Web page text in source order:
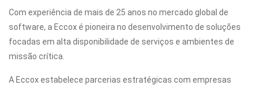
Com experiência de mais de 25 anos no mercado global de
software, a Eccox é pioneira no desenvolvimento de soluções
focadas em alta disponibilidade de serviços e ambientes de
missão crítica.
A Eccox estabelece parcerias estratégicas com empresas